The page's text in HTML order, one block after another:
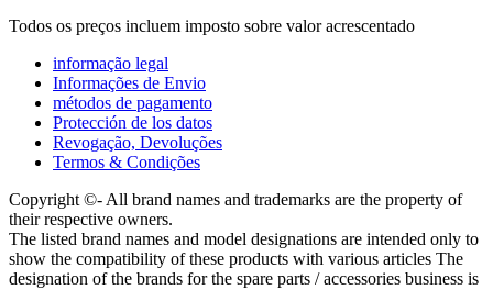
Todos os preços incluem imposto sobre valor acrescentado
informação legal
Informações de Envio
métodos de pagamento
Protección de los datos
Revogação, Devoluções
Termos & Condições
Copyright ©- All brand names and trademarks are the property of
their respective owners.
The listed brand names and model designations are intended only to
show the compatibility of these products with various articles The
designation of the brands for the spare parts / accessories business is